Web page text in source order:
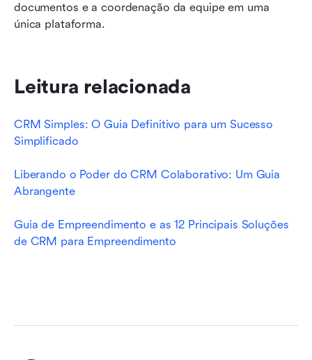
documentos e a coordenação da equipe em uma
única plataforma.
Leitura relacionada
CRM Simples: O Guia Definitivo para um Sucesso
Simplificado
Liberando o Poder do CRM Colaborativo: Um Guia
Abrangente
Guia de Empreendimento e as 12 Principais Soluções
de CRM para Empreendimento